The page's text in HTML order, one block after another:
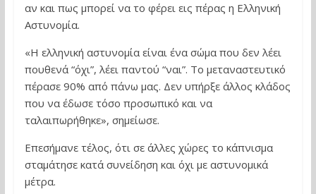
αν και πως μπορεί να το φέρει εις πέρας η Ελληνική
Αστυνομία.
«Η ελληνική αστυνομία είναι ένα σώμα που δεν λέει
πουθενά “όχι”, λέει παντού “ναι”. Το μεταναστευτικό
πέρασε 90% από πάνω μας. Δεν υπήρξε άλλος κλάδος
που να έδωσε τόσο προσωπικό και να
ταλαιπωρήθηκε», σημείωσε.
Επεσήμανε τέλος, ότι σε άλλες χώρες το κάπνισμα
σταμάτησε κατά συνείδηση και όχι με αστυνομικά
μέτρα.